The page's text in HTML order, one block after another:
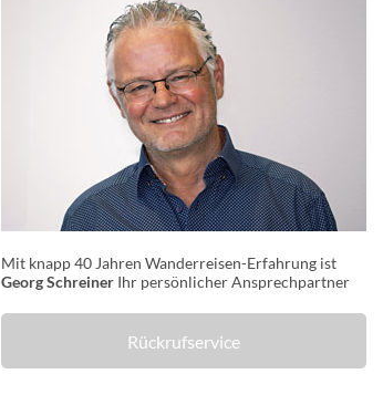
Mit knapp 40 Jahren Wanderreisen-Erfahrung ist
Georg Schreiner Ihr persönlicher Ansprechpartner
Rückrufservice